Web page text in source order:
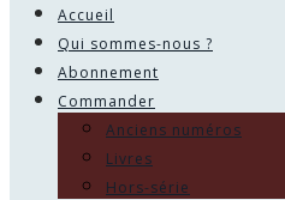
Accueil
Qui sommes-nous ?
Abonnement
Commander
Anciens numéros
Livres
Hors-série